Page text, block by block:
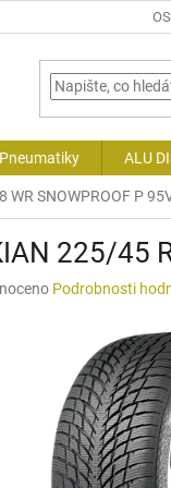
ALU
SNOWPROOF P
225/45
Podrobnosti